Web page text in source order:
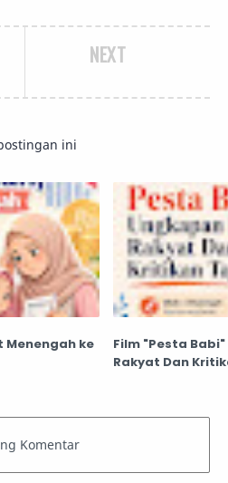
NEXT
ini
Menengah ke
Film "Pesta
Rakyat Dan